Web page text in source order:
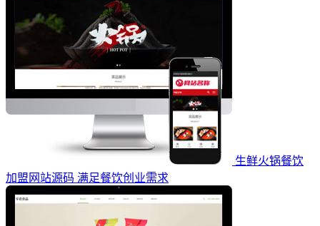
生鲜火锅餐饮
加盟网站源码 满足餐饮创业需求